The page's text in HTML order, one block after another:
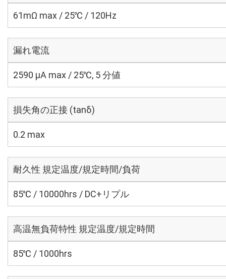
61mΩ max / 25℃ / 120Hz
漏れ電流
2590 μA max / 25℃, 5 分値
損失角の正接 (tanδ)
0.2 max
耐久性 規定温度/規定時間/負荷
85℃ / 10000hrs / DC+リプル
高温無負荷特性 規定温度/規定時間
85℃ / 1000hrs